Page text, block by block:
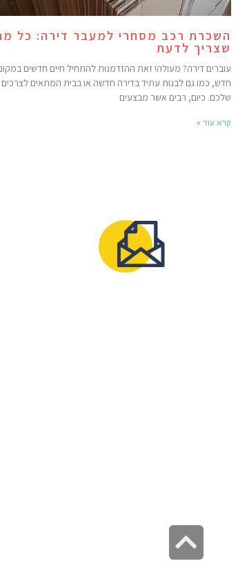
השכרת רכב מסחרי למעבר דירה: כל
שצריך לדעת
עוברים דירה? מעולה! זאת ההזדמנות להתחיל חיים חדשים
חדש, כמו גם לבנות עתיד בדירה חדשה או בבית המתאים לצרכים
שלכם. כיום, רבים אשר מבצעים
קרא עוד »
גלילה